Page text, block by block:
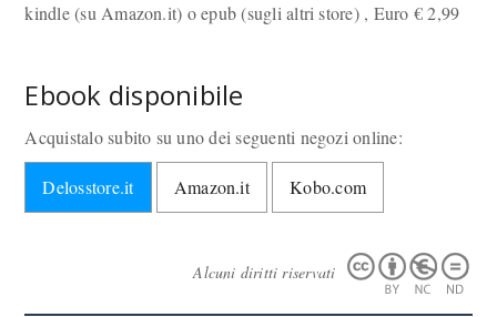
kindle (su Amazon.it) o epub (sugli altri store) , Euro €2,99
Ebook disponibile
Acquistalo subito su uno dei seguenti negozi online:
Delosstore.it Amazon.it Kobo.com
Alcuni diritti riservati